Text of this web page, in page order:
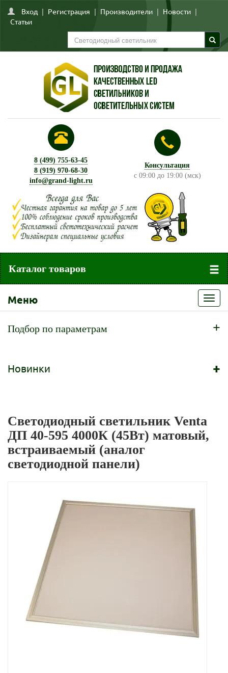
Вход | Регистрация | Производители | Новости |
Статьи
8 (499) 755-63-45
8 (919) 970-68-30
info@grand-light.ru
Консультация
с 09:00 до 19:00 (мск)
Каталог товаров
Меню
Подбор по параметрам +
Новинки +
Светодиодный светильник Venta
ДП 40-595 4000К (45Вт) матовый,
встраиваемый (аналог
светодиодной панели)